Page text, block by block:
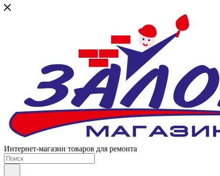
Интернет-магазин товаров для ремонта